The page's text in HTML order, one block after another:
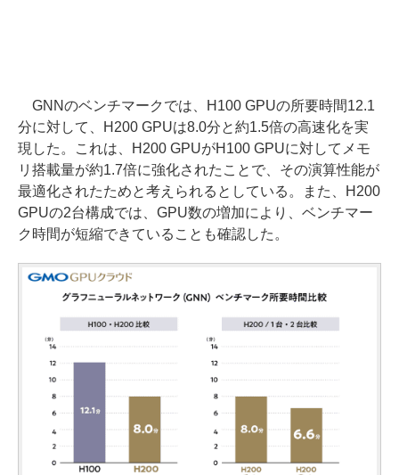
GNNのベンチマークでは、H100 GPUの所要時間12.1
分に対して、H200 GPUは8.0分と約1.5倍の高速化を実
現した。これは、H200 GPUがH100 GPUに対してメモ
リ搭載量が約1.7倍に強化されたことで、その演算性能が
最適化されたためと考えられるとしている。また、H200
GPUの2台構成では、GPU数の増加により、ベンチマー
ク時間が短縮できていることも確認した。